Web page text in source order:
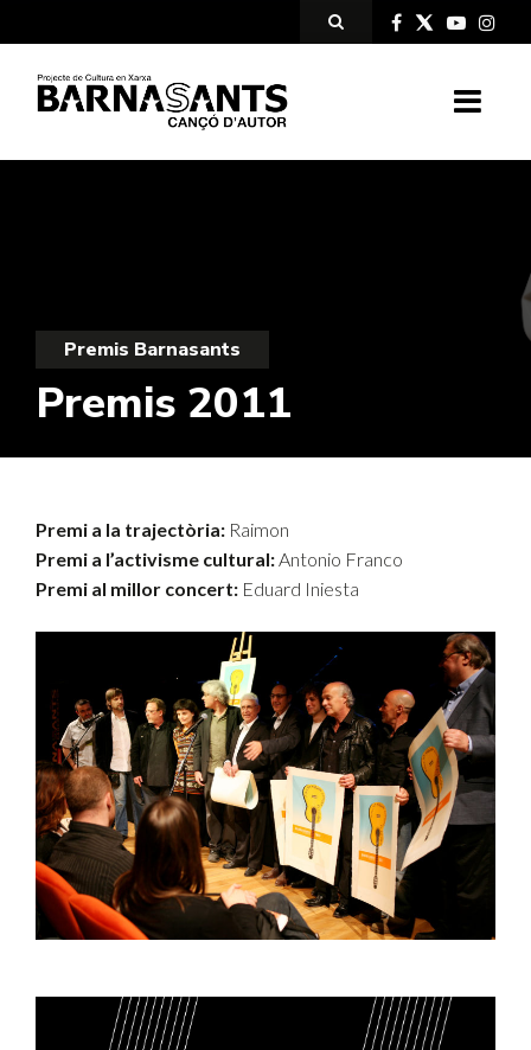
Premis Barnasants
Premis 2011
Premi a la trajectòria: Raimon
Premi a l’activisme cultural:Antonio Franco
Premi al millor concert: Eduard Iniesta